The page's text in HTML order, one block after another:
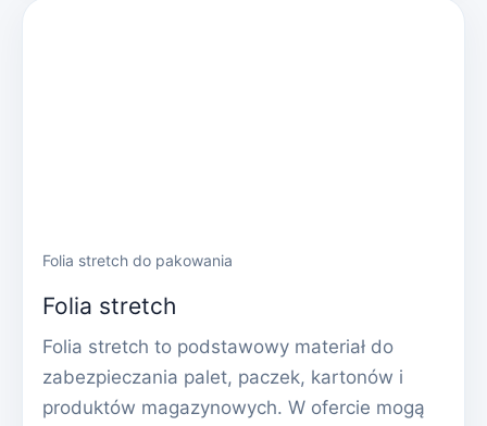
Folia stretch do pakowania
Folia stretch
Folia stretch to podstawowy materiał do
zabezpieczania palet, paczek, kartonów i
produktów magazynowych. W ofercie mogą